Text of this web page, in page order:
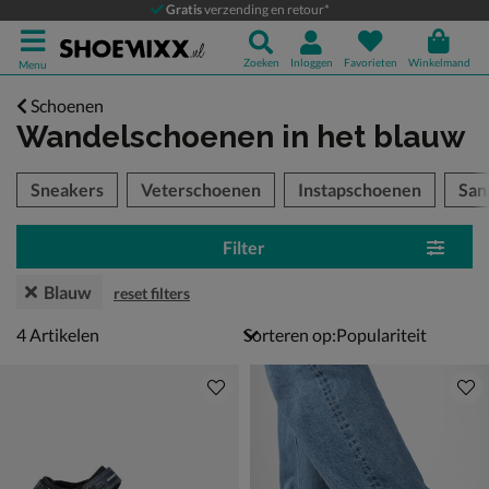
Gratisverzending en retour*
Menu Zoeken Inloggen Favorieten Winkelmand
Schoenen
Wandelschoenen in het blauw
over
Sneakers Veterschoenen Instapschoenen
Filter
Blauw reset filters
4 artikelen
4Artikelen Sorteren op: